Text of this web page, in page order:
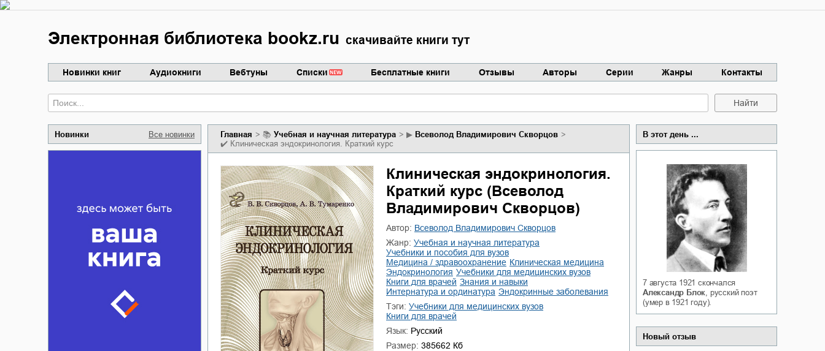
Электронная библиотека bookz.ru скачивайте книги тут
Новинки книг Аудиокниги Вебтуны Списки Бесплатные книги Отзывы Авторы Серии Жанры Контакты
Найти
Новинки Все новинки
Забытая земля Новоросии:
о судьбе Кировоградской
области
Сергей Николаевич Сидоренко
Забытая земля Новоросии:
о судьбе Кировоградской
Сергей Николаевич Сидоренко
Личный интерес
Белая ворона на факультете
Теней
Оксана Гринберга
Главная 📚 учебная и научная литература ▶ Всеволод Владимирович Скворцов
✔️ Клиническая эндокринология. Краткий курс
Клиническая эндокринология.
Краткий курс (Всеволод
Владимирович Скворцов)
Автор:
Всеволод Владимирович Скворцов
Жанр:
учебная и научная литература
учебники и пособия для вузов
медицина / здравоохранение
клиническая медицина
эндокринология
учебники для медицинских вузов
книги для врачей
знания и навыки
интернатура и ординатура
эндокринные заболевания
Тэги:
учебники для медицинских вузов
книги для врачей
Язык: Русский
Размер: 385662 Кб
В этот день ...
7 августа 1921 скончался
Александр Блок, русский поэт
(умер в 1921 году).
Новый отзыв